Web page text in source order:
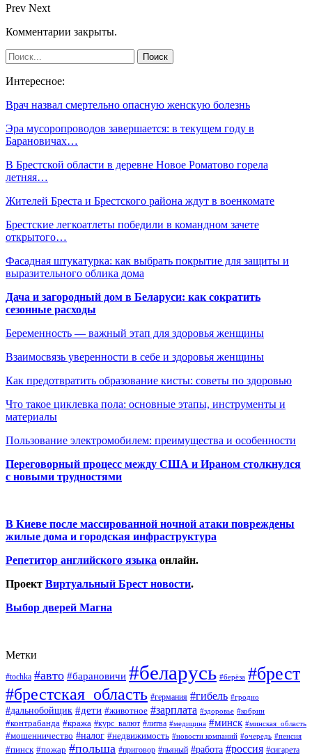
Prev Next
Комментарии закрыты.
Интересное:
Врач назвал смертельно опасную женскую болезнь
Эра мусоропроводов завершается: в текущем году в
Барановичах…
В Брестской области в деревне Новое Роматово горела
летняя…
Жителей Бреста и Брестского района ждут в военкомате
Брестские легкоатлеты победили в командном зачете
открытого…
Фасадная штукатурка: как выбрать покрытие для защиты и
выразительного облика дома
Дача и загородный дом в Беларуси: как сократить
сезонные расходы
Беременность — важный этап для здоровья женщины
Взаимосвязь уверенности в себе и здоровья женщины
Как предотвратить образование кисты: советы по здоровью
Что такое циклевка пола: основные этапы, инструменты и
материалы
Пользование электромобилем: преимущества и особенности
Переговорный процесс между США и Ираном столкнулся
с новыми трудностями
В Киеве после массированной ночной атаки повреждены
жилые дома и городская инфраструктура
Репетитор английского языка онлайн.
Проект Виртуальный Брест новости.
Выбор дверей Магна
Метки
#tochka #авто #барановичи #беларусь #берёза #брест
#брестская_область #германия #гибель #гродно
#дальнобойщик #дети #животное #зарплата #здоровье #кобрин
#контрабанда #кража #курс_валют #литва #медицина #минск #минская_область
#мошенничество #налог #недвижимость #новости компаний #очередь #пенсия
#пинск #пожар #польша #приговор #пьяный #работа #россия #сигарета